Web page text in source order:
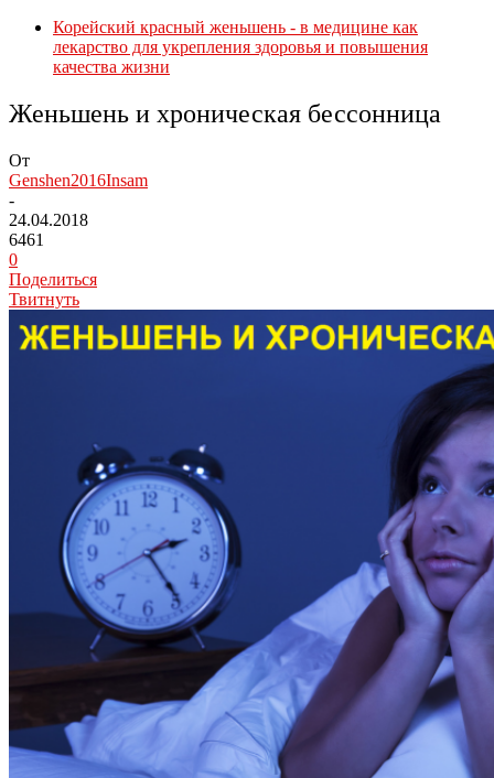
Корейский красный женьшень - в медицине как
лекарство для укрепления здоровья и повышения
качества жизни
Женьшень и хроническая бессонница
От
Genshen2016Insam
-
24.04.2018
6461
0
Поделиться
Твитнуть